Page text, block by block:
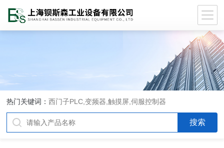
热门关键词：西门子PLC,变频器,触摸屏,伺服控制器